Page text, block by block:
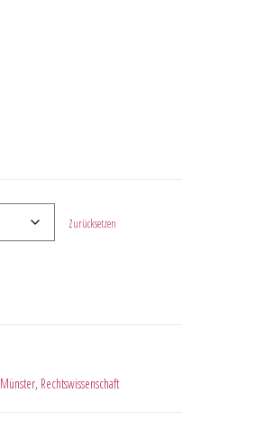
Zurücksetzen
Münster, Rechtswissenschaft